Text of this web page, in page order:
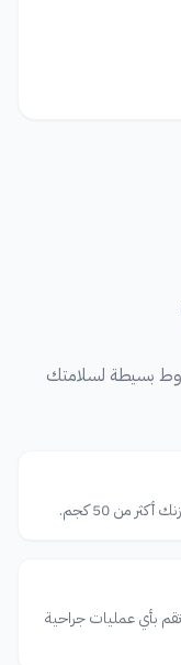
بسيطة لسلامتك
بأي عمليات جراحية